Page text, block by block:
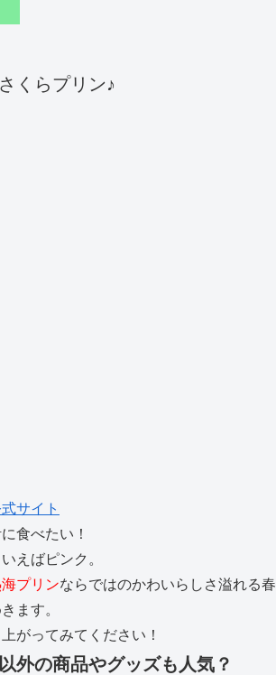
くらプリン♪
サイト
食べたい！
えばピンク。
プリンならではのかわいらしさ溢れる春
ます。
がってみてください！
外の商品やグッズも人気？